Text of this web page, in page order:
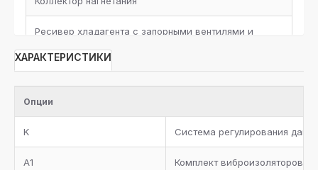
Ресивер хладагента с запорными вентилями и
фильтром-осушителем, смотровым стеклом,
запорным вентилем, электромагнитным клапаном и
ХАРАКТЕРИСТИКИ
Опции
K Система регулирования
A1 Комплект виброизоляторов